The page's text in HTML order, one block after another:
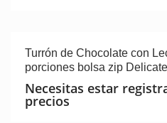
Turrón de Chocolate con
porciones bolsa zip
Necesitas estar
precios